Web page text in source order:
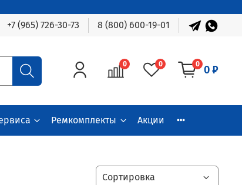
+7 (965) 726-30-73 8 (800) 600-19-01
0 0 0 0 ₽
Ремкомплекты Акции